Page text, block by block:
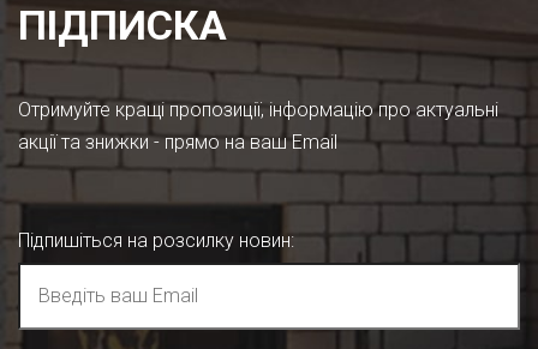
ПІДПИСКА
Отримуйте кращі пропозиції, інформацію про актуальні
акції та знижки - прямо на ваш Email
Підпишіться на розсилку новин: